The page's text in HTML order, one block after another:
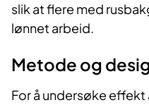
slik at flere med
lønnet arbeid.
Metode og
For å undersøke effekt